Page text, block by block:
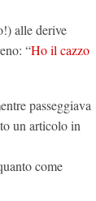
alle derive
“Ho il cazzo
passeggiava
un articolo in
come